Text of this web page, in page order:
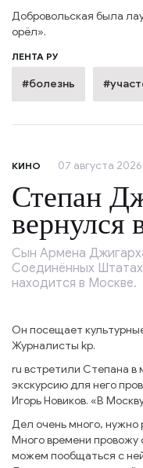
Добровольская была
орёл».
ЛЕНТА РУ
#болезнь
КИНО 07 августа
Степан
вернулся
Сын Армена
Соединённых
находится в Москве.
Он посещает
Журналисты kp.
ru встретили Степана в
экскурсию для него
Игорь Новиков. «В
Дел очень много, нужно
Много времени
можем пообщаться с